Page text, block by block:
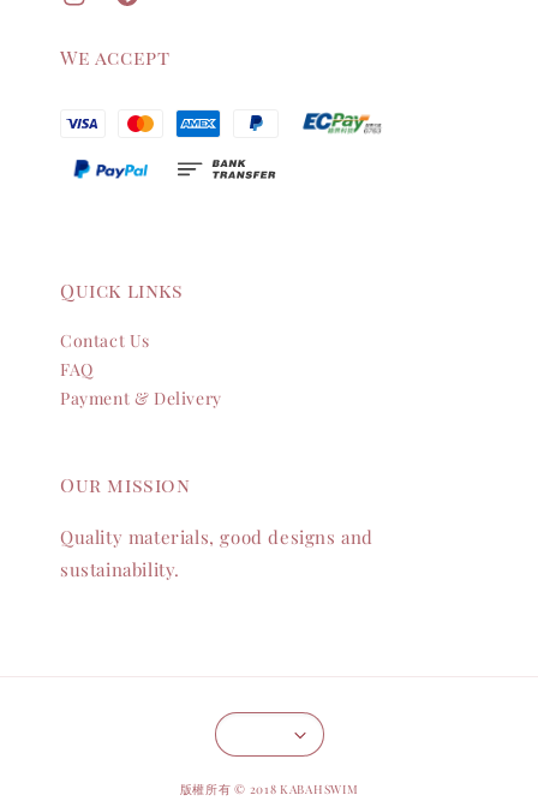
We accept
Quick links
Contact Us
FAQ
Payment & Delivery
Our mission
Quality materials, good designs and
sustainability.
版權所有 © 2018 KABAHSWIM